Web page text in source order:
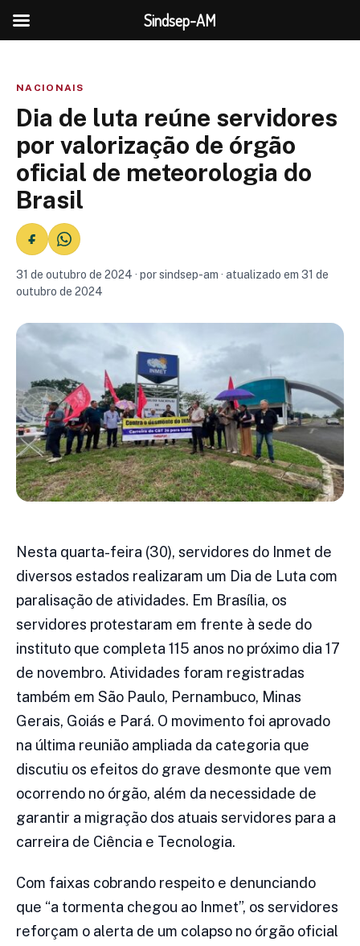
NACIONAIS
Dia de luta reúne servidores
por valorização de órgão
oficial de meteorologia do
Brasil
31 de outubro de 2024 · por sindsep-am · atualizado em 31 de
outubro de 2024
Nesta quarta-feira (30), servidores do Inmet de
diversos estados realizaram um Dia de Luta com
paralisação de atividades. Em Brasília, os
servidores protestaram em frente à sede do
instituto que completa 115 anos no próximo dia 17
de novembro. Atividades foram registradas
também em São Paulo, Pernambuco, Minas
Gerais, Goiás e Pará. O movimento foi aprovado
na última reunião ampliada da categoria que
discutiu os efeitos do grave desmonte que vem
ocorrendo no órgão, além da necessidade de
garantir a migração dos atuais servidores para a
carreira de Ciência e Tecnologia.
Com faixas cobrando respeito e denunciando
que “a tormenta chegou ao Inmet”, os servidores
reforçam o alerta de um colapso no órgão oficial
Sindsep-AM